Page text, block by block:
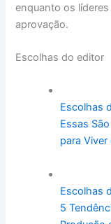
enquanto os
aprovação.
Escolhas do editor
Escolhas
Essas
para Viver
Escolhas
5